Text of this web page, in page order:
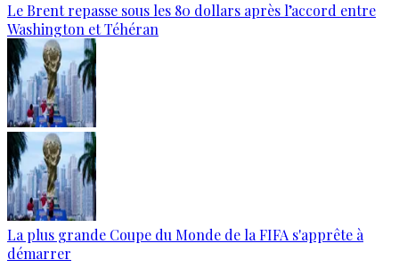
Le Brent repasse sous les 80 dollars après l’accord entre
Washington et Téhéran
La plus grande Coupe du Monde de la FIFA s'apprête à
démarrer